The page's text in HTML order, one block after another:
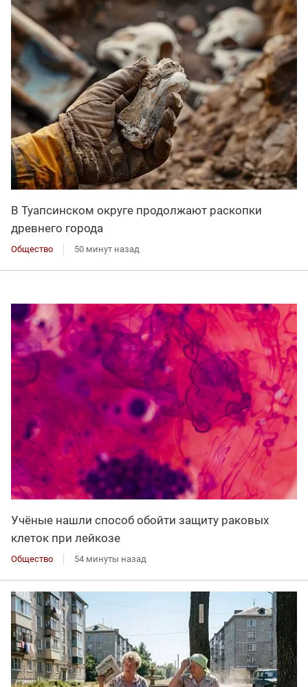
В Туапсинском округе продолжают раскопки
древнего города
Общество 50 минут назад
Учёные нашли способ обойти защиту раковых
клеток при лейкозе
Общество 54 минуты назад